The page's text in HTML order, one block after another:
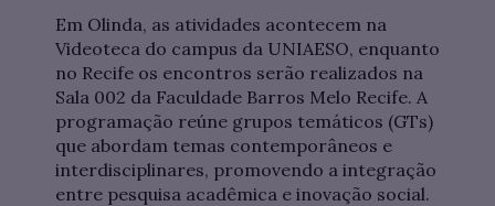
Em Olinda, as atividades acontecem na
Videoteca do campus da UNIAESO, enquanto
no Recife os encontros serão realizados na
Sala 002 da Faculdade Barros Melo Recife. A
programação reúne grupos temáticos (GTs)
que abordam temas contemporâneos e
interdisciplinares, promovendo a integração
entre pesquisa acadêmica e inovação social.